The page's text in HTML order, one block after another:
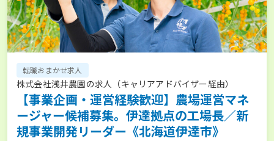
転職おまかせ求人
株式会社浅井農園の求人（キャリアアドバイザー経由）
【事業企画・運営経験歓迎】農場運営マネ
ージャー候補募集。伊達拠点の工場長／新
規事業開発リーダー《北海道伊達市》